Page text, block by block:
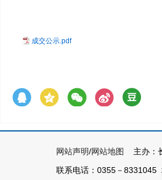
成交公示.pdf
网站声明/网站地图
主办：
联系电话：0355－8331045